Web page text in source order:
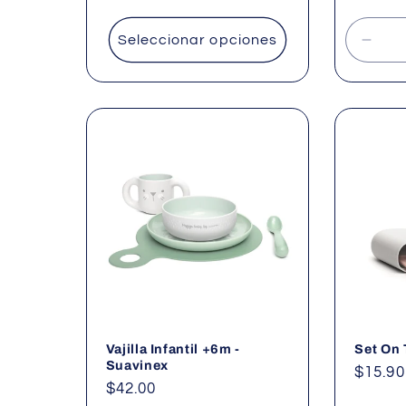
Seleccionar opciones
para
Vajilla Infantil +6m -
Suavinex
Precio
$42.00
Set On
Precio
$15.90